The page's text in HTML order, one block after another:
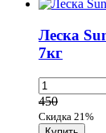
Леска
7кг
450
Скидка 21%